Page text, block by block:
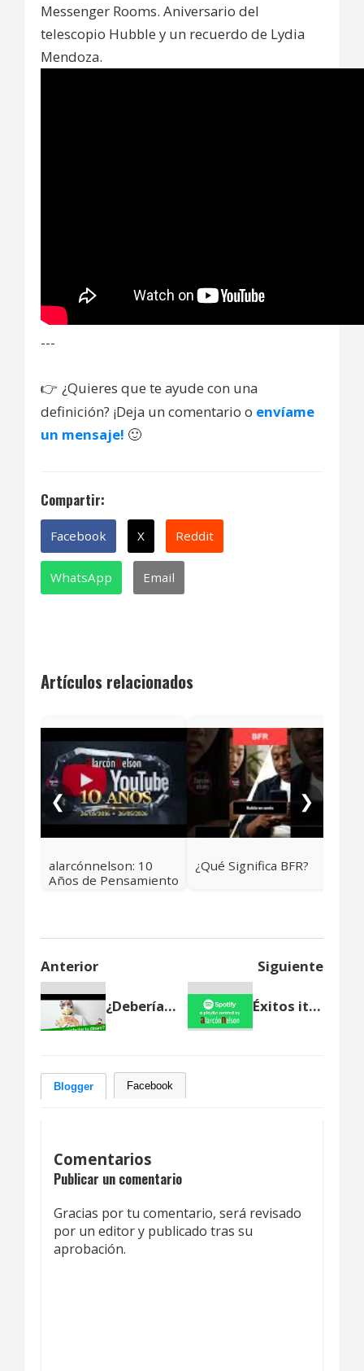
Messenger Rooms. Aniversario del
telescopio Hubble y un recuerdo de Lydia
Mendoza.
---
👉 ¿Quieres que te ayude con una
definición? ¡Deja un comentario o envíame
un mensaje! 🙂
Compartir:
Facebook X Reddit
WhatsApp Email
Artículos relacionados
❮
alarcónnelson: 10
Años de Pensamiento
¿Qué Significa BFR?
❯
Anterior Siguiente
¿Deberías desinfectar tu dinero? Éxitos italianos
Blogger Facebook
Comentarios
Publicar un comentario
Gracias por tu comentario, será revisado
por un editor y publicado tras su
aprobación.